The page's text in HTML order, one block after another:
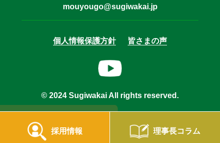
採用情報 理事長コラム
mouyougo@sugiwakai.jp
個人情報保護方針 皆さまの声
© 2024 Sugiwakai All rights reserved.